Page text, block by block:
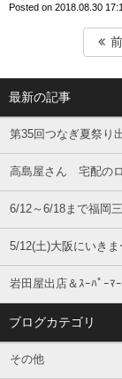
Posted on 2018.08.30
最新の記事
第35回つなぎ夏祭り
高島屋さん 宅配のロ
6/12～6/18まで福岡
5/12(土)大阪にいき
岩田屋出店＆ｽｰﾊﾟｰﾏ
ブログカテゴリ
その他